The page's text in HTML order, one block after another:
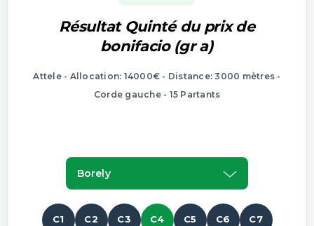
Résultat Quinté du prix de
bonifacio (gr a)
Attele - Allocation: 14000€ - Distance: 3000 mètres -
Corde gauche - 15 Partants
Borely
C1 C2 C3 C4 C5 C6 C7